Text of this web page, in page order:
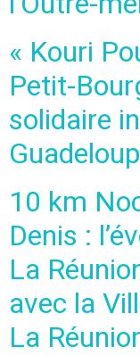
« Kouri
Petit-
solidaire
10 km
Denis :
La
avec la
La